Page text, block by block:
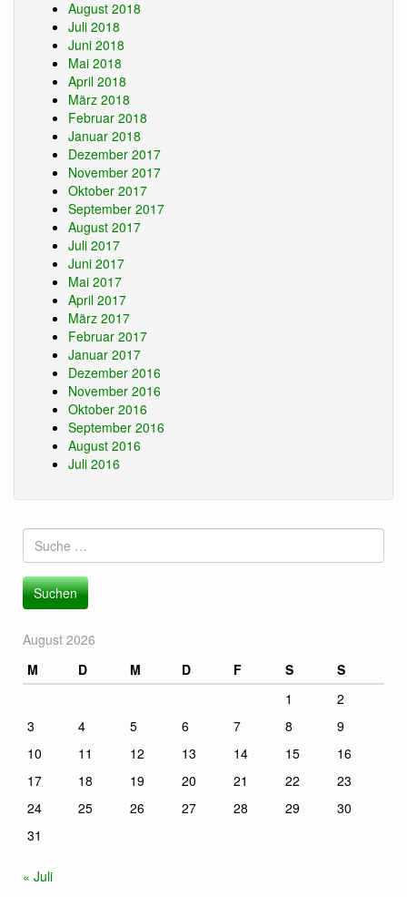
August 2018
Juli 2018
Juni 2018
Mai 2018
April 2018
März 2018
Februar 2018
Januar 2018
Dezember 2017
November 2017
Oktober 2017
September 2017
August 2017
Juli 2017
Juni 2017
Mai 2017
April 2017
März 2017
Februar 2017
Januar 2017
Dezember 2016
November 2016
Oktober 2016
September 2016
August 2016
Juli 2016
Suche
nach:
August 2026
M
D M D F S
S
1
2
3
4 5 6 7 8
9
10
11 12 13 14 15
16
17
18 19 20 21 22
23
24
25 26 27 28 29
30
31
« Juli